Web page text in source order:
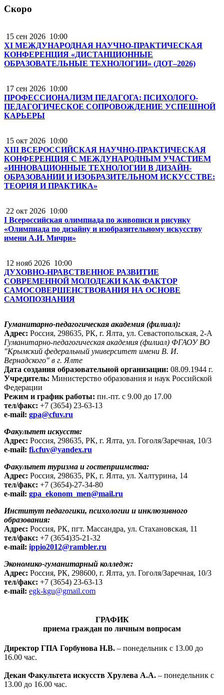
Скоро
15 сен 2026 10:00
XI МЕЖДУНАРОДНАЯ НАУЧНО-ПРАКТИЧЕСКАЯ
КОНФЕРЕНЦИЯ «ДИСТАНЦИОННЫЕ
ОБРАЗОВАТЕЛЬНЫЕ ТЕХНОЛОГИИ» (ДОТ–2026)
17 сен 2026 10:00
ПРОФЕССИОНАЛИЗМ ПЕДАГОГА: ПСИХОЛОГО-
ПЕДАГОГИЧЕСКОЕ СОПРОВОЖДЕНИЕ УСПЕШНОЙ
КАРЬЕРЫ
15 окт 2026 10:00
XIII ВСЕРОССИЙСКАЯ НАУЧНО-ПРАКТИЧЕСКАЯ
КОНФЕРЕНЦИЯ С МЕЖДУНАРОДНЫМ УЧАСТИЕМ
«ИННОВАЦИОННЫЕ ТЕХНОЛОГИИ В ДИЗАЙН-
ОБРАЗОВАНИИ И ИЗОБРАЗИТЕЛЬНОМ ИСКУССТВЕ:
ТЕОРИЯ И ПРАКТИКА»
22 окт 2026 10:00
I Всероссийская олимпиада по живописи и рисунку
«Олимпиада по дизайну и изобразительному искусству
имени А.И. Мичри»
12 нояб 2026 10:00
ДУХОВНО-НРАВСТВЕННОЕ РАЗВИТИЕ
СОВРЕМЕННОЙ МОЛОДЕЖИ КАК ФАКТОР
САМОСОВЕРШЕНСТВОВАНИЯ НА ОСНОВЕ
САМОПОЗНАНИЯ
Гуманитарно-педагогическая академия (филиал):
Адрес: Россия, 298635, РК, г. Ялта, ул. Севастопольская, 2-А
Гуманитарно-педагогическая академия (филиал) ФГАОУ ВО
"Крымский федеральный университет имени В. И.
Вернадского" в г. Ялте
Дата создания образовательной организации: 08.09.1944 г.
Учредитель: Министерство образования и наук Российской
Федерации
Режим и график работы: пн.-пт. с 9.00 до 17.00
тел/факс: +7 (3654) 23-63-13
e-mail: gpa@cfuv.ru
Факультет искусств:
Адрес: Россия, 298635, РК, г. Ялта, ул. Гоголя/Заречная, 10/3
e-mail: fi.cfuv@yandex.ru
Факультет туризма и гостеприимства:
Адрес: Россия, 298635, РК, г. Ялта, ул. Халтурина, 14
тел/факс: +7 (3654)-27-34-80
e-mail: gpa_ekonom_men@mail.ru
Институт педагогики, психологии и инклюзивного
образования:
Адрес: Россия, РК, пгт. Массандра, ул. Стахановская, 11
тел/факс: +7 (3654)35-21-32
e-mail: ippio2012@rambler.ru
Экономико-гуманитарный колледж:
Адрес: Россия, РК, 298600, г. Ялта, ул. Гоголя/Заречная, 10/3
тел/факс: +7 (3654) 23-63-13
e-mail: egk-kgu@gmail.com
ГРАФИК
приема граждан по личным вопросам
Директор ГПА Горбунова Н.В. – понедельник с 13.00 до
16.00 час.
Декан Факультета искусств Хрулева А.А. – понедельник с
13.00 до 16.00 час.